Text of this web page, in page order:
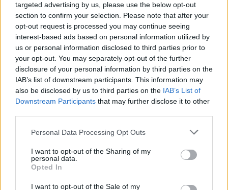
targeted advertising by us, please use the below opt-out
section to confirm your selection. Please note that after your
opt-out request is processed you may continue seeing
interest-based ads based on personal information utilized by
us or personal information disclosed to third parties prior to
your opt-out. You may separately opt-out of the further
disclosure of your personal information by third parties on the
IAB’s list of downstream participants. This information may
also be disclosed by us to third parties on the IAB’s List of
Downstream Participants that may further disclose it to other
Personal Data Processing Opt Outs
I want to opt-out of the Sharing of my
personal data.
Opted In
I want to opt-out of the Sale of my
Θεραπεύουν το αίτιο και όχι τα συμπτώματα
της ΣΔ
Η θεραπεία γίνεται στο ιατρείο. Δεν απαιτεί
επεμβατικές διαδικασίες ούτε αναισθησία
Είναι κλινικά αποδεδειγμένη θεραπεία
Photo Shutterstock
Διαβάστε επίσης
Ιατρική του Τρόπου Ζωής για καλύτερη υγεία
και πρόληψη χρόνιων παθήσεων